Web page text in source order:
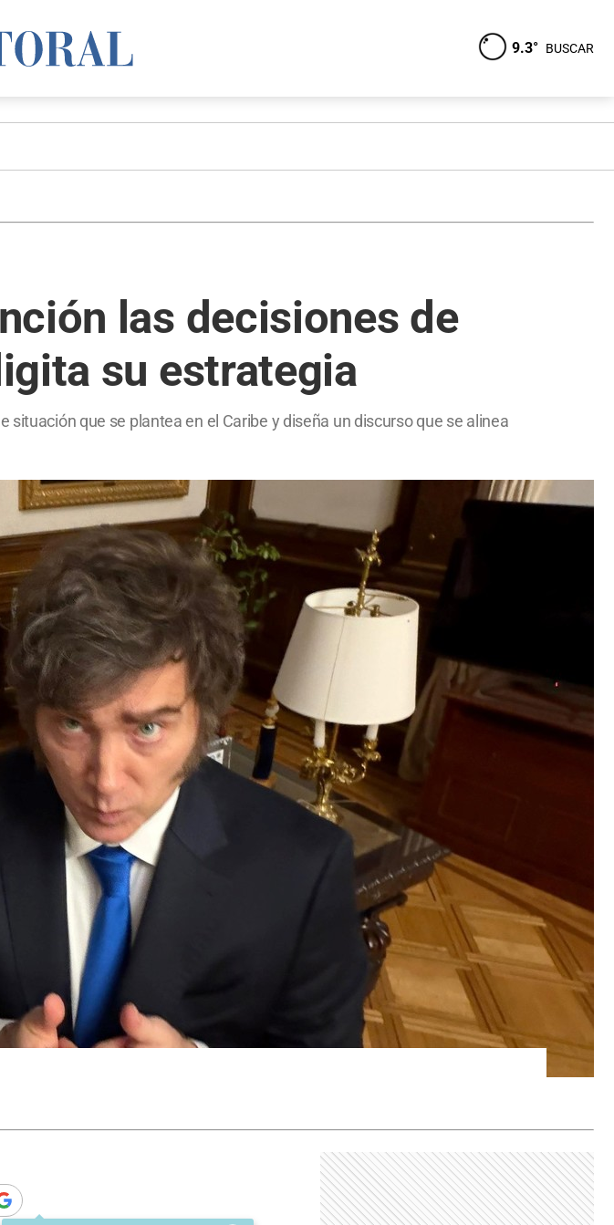
9.3° BUSCAR
las decisiones de
su estrategia
que se plantea en el Caribe y diseña un discurso que se alinea